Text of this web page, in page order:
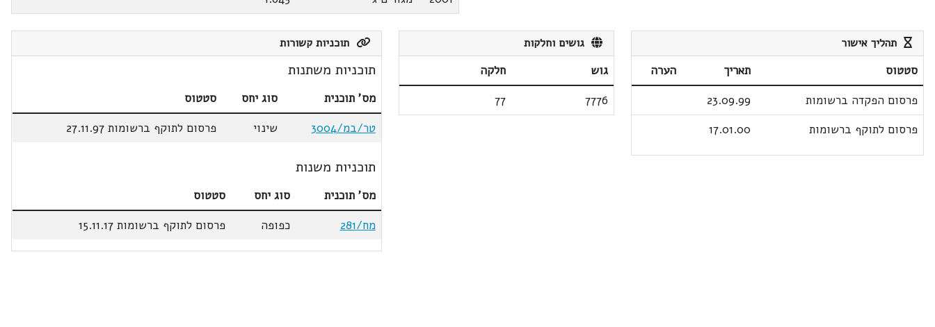
תהליך אישור
סטטוס תאריך
הערה
פרסום הפקדה ברשומות
23.09.99
פרסום לתוקף ברשומות
17.01.00
גושים וחלקות
גוש
חלקה
7776
77
תוכניות קשורות
תוכניות משתנות
מס' תוכנית סוג יחס
סטטוס
טר/במ/3004
שינוי פרסום לתוקף ברשומות 27.11.97
תוכניות משנות
מס' תוכנית סוג יחס
סטטוס
מח/281
כפופה פרסום לתוקף ברשומות 15.11.17